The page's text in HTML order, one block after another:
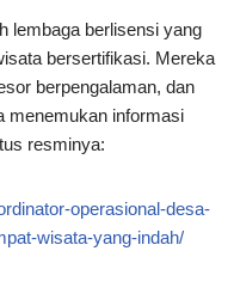
lembaga berlisensi yang
bersertifikasi. Mereka
berpengalaman, dan
menemukan informasi
resminya:
operasional-desa-
wisata-yang-indah/